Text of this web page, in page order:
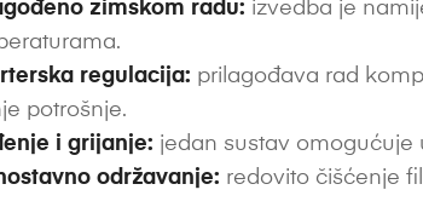
zimskom radu: izvedba je
regulacija: prilagođava rad
potrošnje.
i grijanje: jedan sustav omogućuje
održavanje: redovito čišćenje